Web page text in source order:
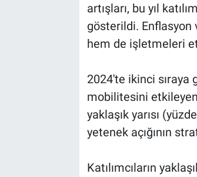
artışları, bu yıl
gösterildi. Enflasyon
hem de işletmeleri
2024'te ikinci sıraya
mobilitesini
yaklaşık yarısı
yetenek açığının
Katılımcıların